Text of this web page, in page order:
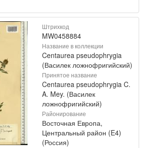
Штрихкод
MW0458884
Название в коллекции
Centaurea pseudophrygia
(Василек ложнофригийский)
Принятое название
Centaurea pseudophrygia C.
A. Mey. (Василек
ложнофригийский)
Районирование
Восточная Европа,
Центральный район (E4)
(Россия)